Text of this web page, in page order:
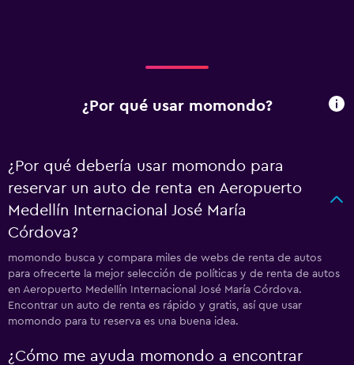
¿Por qué usar momondo?
¿Por qué debería usar momondo para
reservar un auto de renta en Aeropuerto
Medellín Internacional José María
Córdova?
momondo busca y compara miles de webs de renta de autos
para ofrecerte la mejor selección de políticas y de renta de autos
en Aeropuerto Medellín Internacional José María Córdova.
Encontrar un auto de renta es rápido y gratis, así que usar
momondo para tu reserva es una buena idea.
¿Cómo me ayuda momondo a encontrar